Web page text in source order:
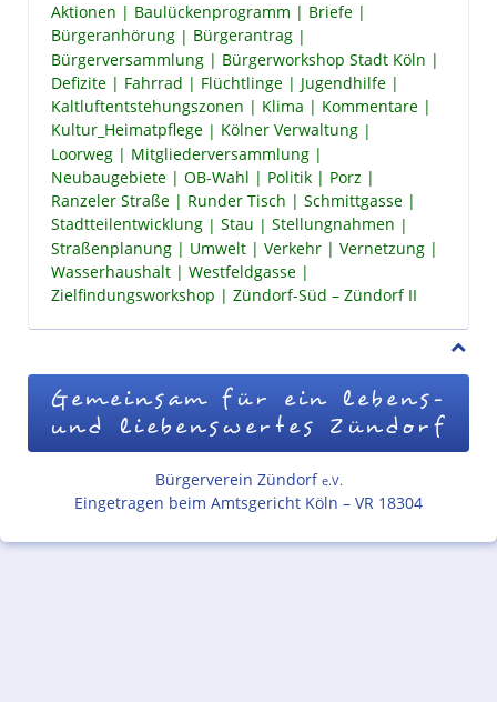
Aktionen Baulückenprogramm
Briefe
Bürgeranhörung
Bürgerantrag
Bürgerversammlung
Bürgerworkshop Stadt Köln
Defizite
Fahrrad Flüchtlinge
Jugendhilfe
Kaltluftentstehungszonen
Klima
Kommentare
Kultur_Heimatpflege
Kölner Verwaltung
Loorweg
Mitgliederversammlung
Neubaugebiete
OB-Wahl Politik
Porz
Ranzeler Straße
Runder Tisch
Schmittgasse
Stadtteilentwicklung
Stau
Stellungnahmen
Straßenplanung
Umwelt Verkehr
Vernetzung
Wasserhaushalt
Westfeldgasse
Zielfindungsworkshop
Zündorf-Süd – Zündorf II
Gemeinsam für ein lebens-
und liebenswertes Zündorf
Bürgerverein Zündorf e.V.
Eingetragen beim Amtsgericht Köln – VR 18304